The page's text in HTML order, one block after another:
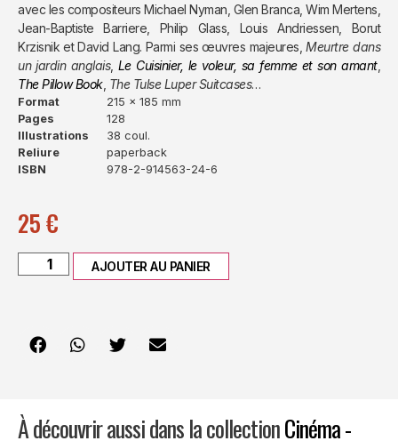
avec les compositeurs Michael Nyman, Glen Branca, Wim Mertens,
Jean-Baptiste Barriere, Philip Glass, Louis Andriessen, Borut
Krzisnik et David Lang. Parmi ses œuvres majeures,Meurtre dans
un jardin anglais, Le Cuisinier, le voleur, sa femme et son amant,
The Pillow Book, The Tulse Luper Suitcases…
Format
215 x 185 mm
Pages
128
Illustrations
38 coul.
Reliure
paperback
ISBN
978-2-914563-24-6
25€
AJOUTER AU PANIER
À découvrir aussi dans la collectionCinéma -